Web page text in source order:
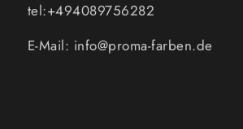
tel:+494089756282
E-Mail: info@proma-farben.de